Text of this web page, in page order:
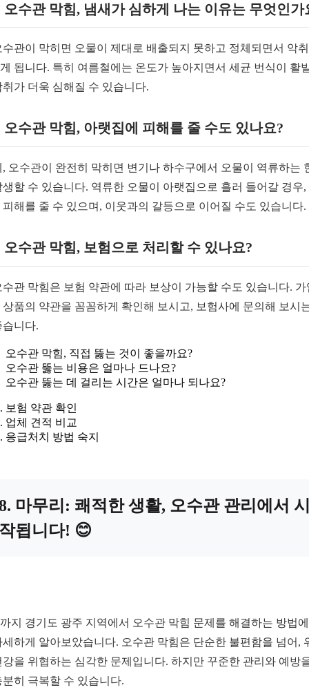
오수관 막힘, 냄새가 심하게 나는 이유는 무엇인가
수관이 막히면 오물이 제대로 배출되지 못하고 정체되면서 악
됩니다. 특히 여름철에는 온도가 높아지면서 세균 번식이 활
취가 더욱 심해질 수 있습니다.
오수관 막힘, 아랫집에 피해를 줄 수도 있나요?
, 오수관이 완전히 막히면 변기나 하수구에서 오물이 역류하는
생할 수 있습니다. 역류한 오물이 아랫집으로 흘러 들어갈 경우,
피해를 줄 수 있으며, 이웃과의 갈등으로 이어질 수도 있습니다.
오수관 막힘, 보험으로 처리할 수 있나요?
수관 막힘은 보험 약관에 따라 보상이 가능할 수도 있습니다. 가
상품의 약관을 꼼꼼하게 확인해 보시고, 보험사에 문의해 보시
습니다.
오수관 막힘, 직접 뚫는 것이 좋을까요?
오수관 뚫는 비용은 얼마나 드나요?
오수관 뚫는 데 걸리는 시간은 얼마나 되나요?
보험 약관 확인
업체 견적 비교
응급처치 방법 숙지
마무리: 쾌적한 생활, 오수관 관리에서
됩니다! 😊
지 경기도 광주 지역에서 오수관 막힘 문제를 해결하는 방법
세하게 알아보았습니다. 오수관 막힘은 단순한 불편함을 넘어,
강을 위협하는 심각한 문제입니다. 하지만 꾸준한 관리와 예방
분히 극복할 수 있습니다.